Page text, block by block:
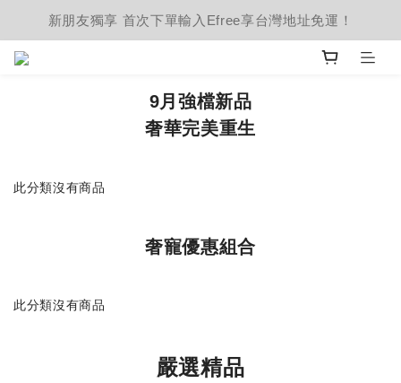
新朋友獨享 首次下單輸入Efree享台灣地址免運！
9月強檔新品
奢華完美重生
此分類沒有商品
奢寵優惠組合
此分類沒有商品
嚴選精品